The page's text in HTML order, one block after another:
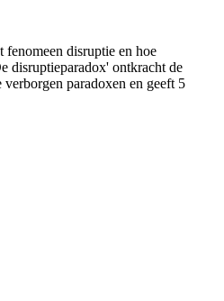
disruptie en hoe
disruptieparadox' ontkracht de
paradoxen en geeft 5